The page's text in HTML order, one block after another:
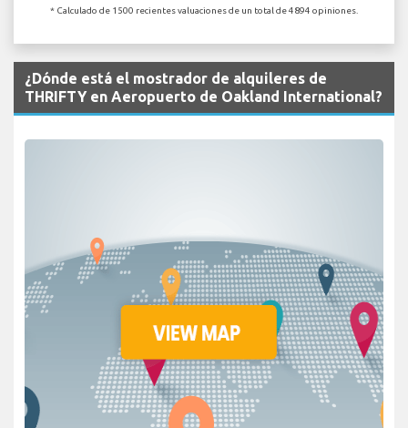
* Calculado de 1500 recientes valuaciones de un total de 4894 opiniones.
¿Dónde está el mostrador de alquileres de
THRIFTY en Aeropuerto de Oakland International?